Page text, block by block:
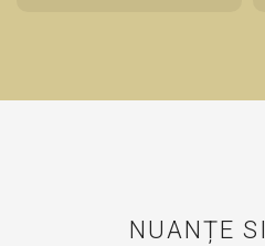
NUANȚE